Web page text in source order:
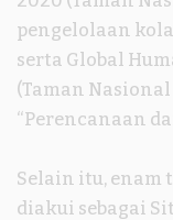
pengelolaan
serta Global
(Taman
“Perencanaan
Selain itu, enam
diakui sebagai